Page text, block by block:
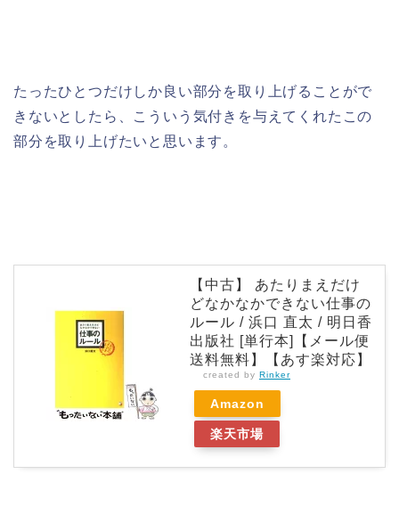
たったひとつだけしか良い部分を取り上げることがで
きないとしたら、こういう気付きを与えてくれたこの
部分を取り上げたいと思います。
【中古】 あたりまえだけ
どなかなかできない仕事の
ルール / 浜口 直太 / 明日香
出版社 [単行本]【メール便
送料無料】【あす楽対応】
created by Rinker
Amazon
楽天市場